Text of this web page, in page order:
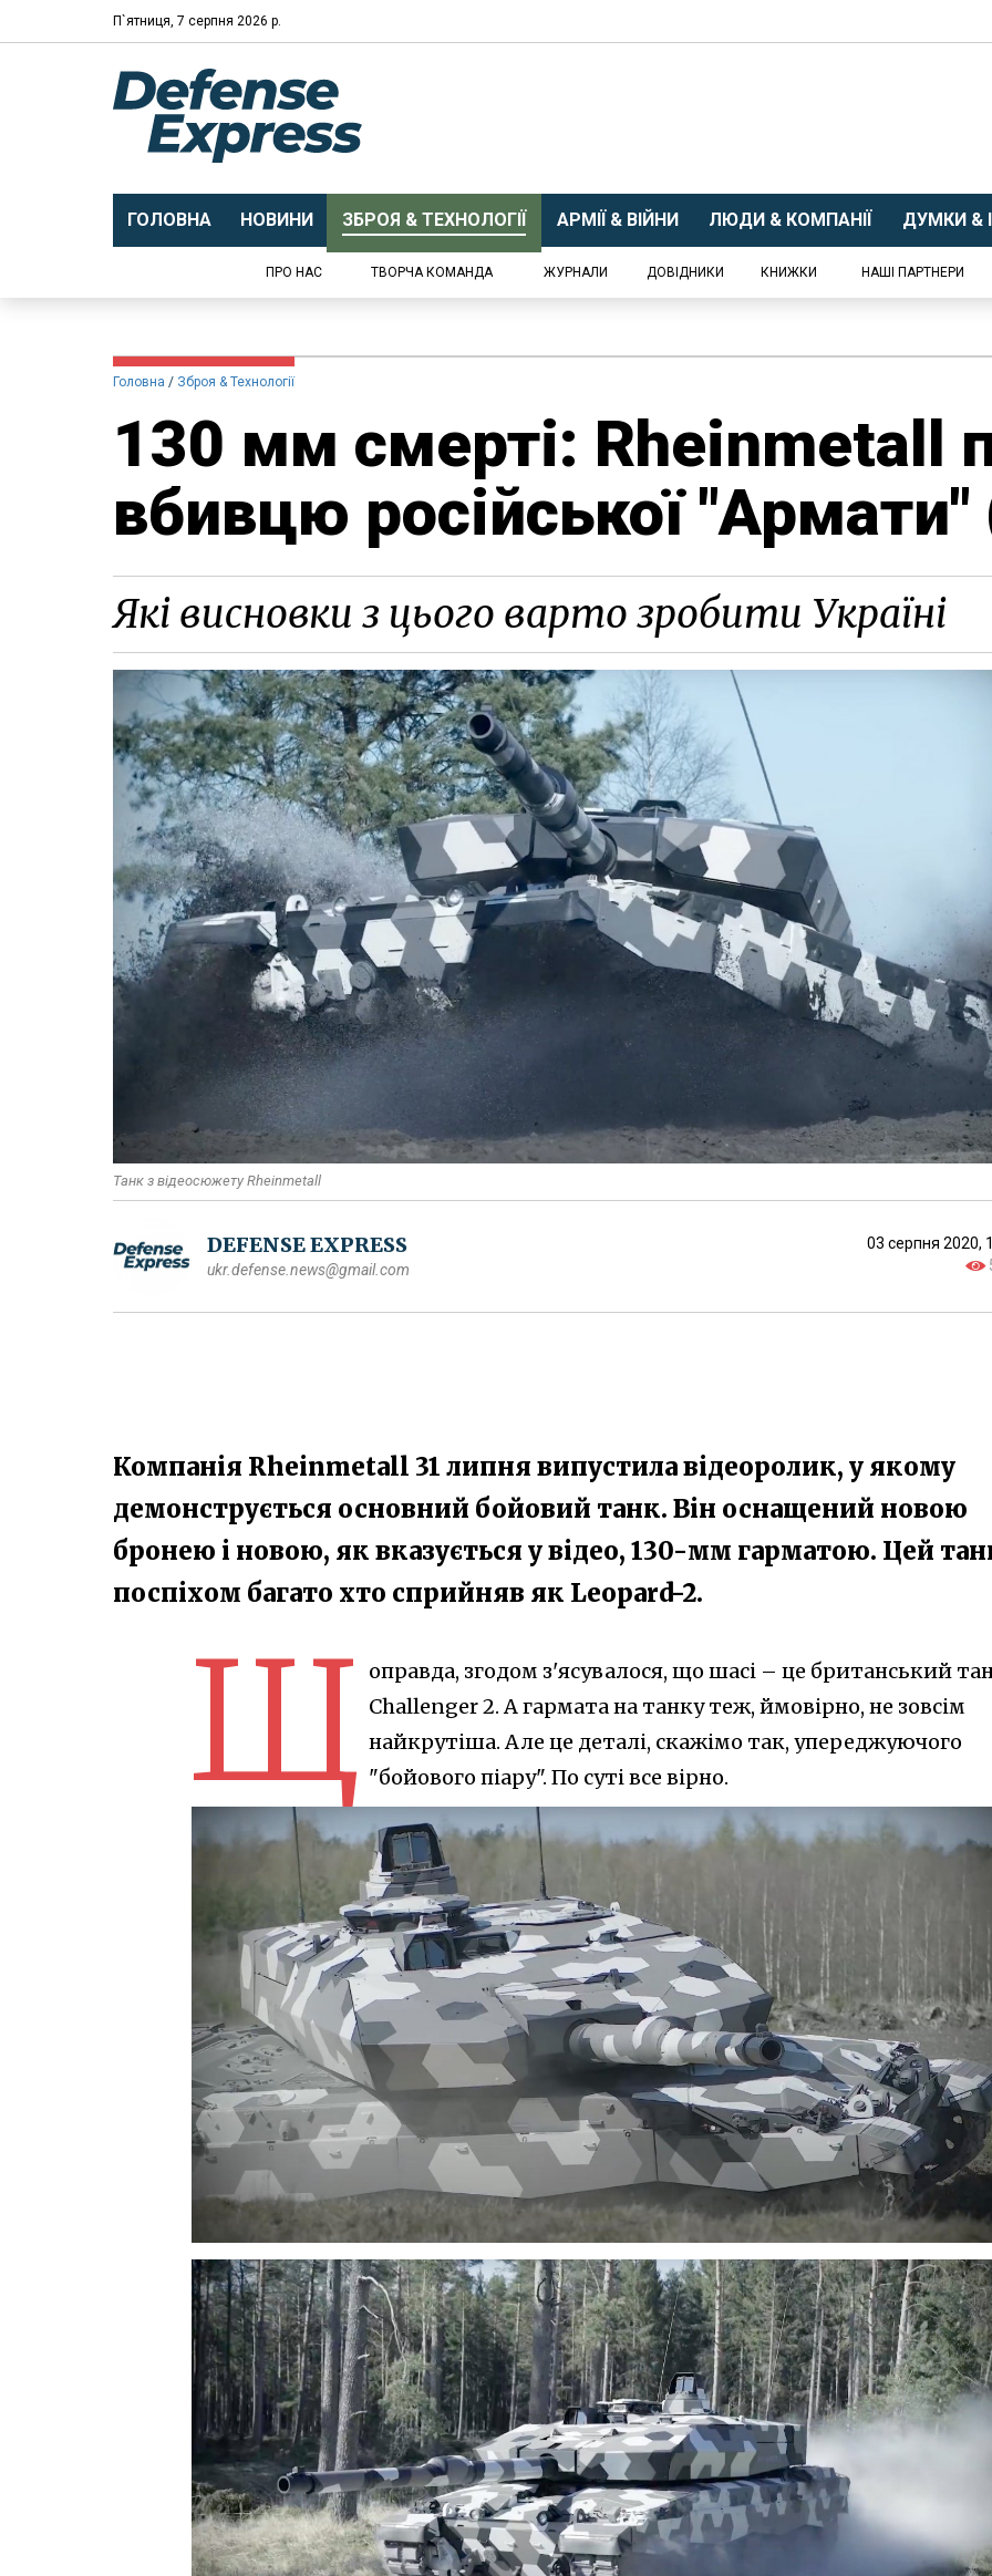
П`ятниця, 7 серпня 2026 р.
ГОЛОВНА НОВИНИ ЗБРОЯ & ТЕХНОЛОГІЇ АРМІЇ & ВІЙНИ ЛЮДИ & КОМПАНІЇ ДУМКИ &
ПРО НАС ТВОРЧА КОМАНДА ЖУРНАЛИ ДОВІДНИКИ КНИЖКИ НАШІ ПАРТНЕРИ
Головна Зброя & Технології
130 мм смерті: Rheinmetall
вбивцю російської "Армати"
Які висновки з цього варто зробити Україні
Танк з відеосюжету Rheinmetall
DEFENSE EXPRESS
ukr.defense.news@gmail.com
03 серпня 2020,
Компанія Rheinmetall 31 липня випустила відеоролик, у якому
демонструється основний бойовий танк. Він оснащений новою
бронею і новою, як вказується у відео, 130-мм гарматою. Цей
поспіхом багато хто сприйняв як Leopard-2.
Щ оправда, згодом з'ясувалося, що шасі – це британський
Challenger 2. А гармата на танку теж, ймовірно, не зовсім
найкрутіша. Але це деталі, скажімо так, упереджуючого
"бойового піару". По суті все вірно.